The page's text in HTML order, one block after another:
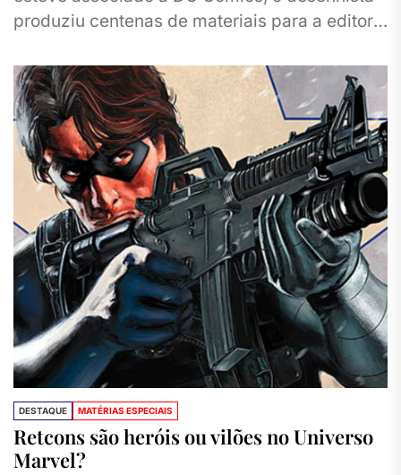
produziu centenas de materiais para a editora
DESTAQUE MATÉRIAS ESPECIAIS
Retcons são heróis ou vilões no Universo
Marvel?